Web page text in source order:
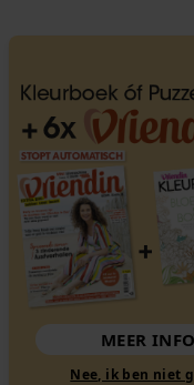
MEER
Nee, ik ben niet